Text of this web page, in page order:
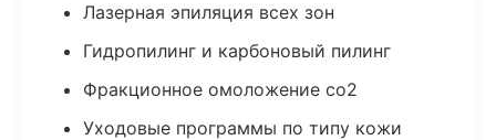
Лазерная эпиляция всех зон
Гидропилинг и карбоновый пилинг
Фракционное омоложение co2
Уходовые программы по типу кожи